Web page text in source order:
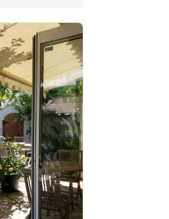
福亀堂 三段店